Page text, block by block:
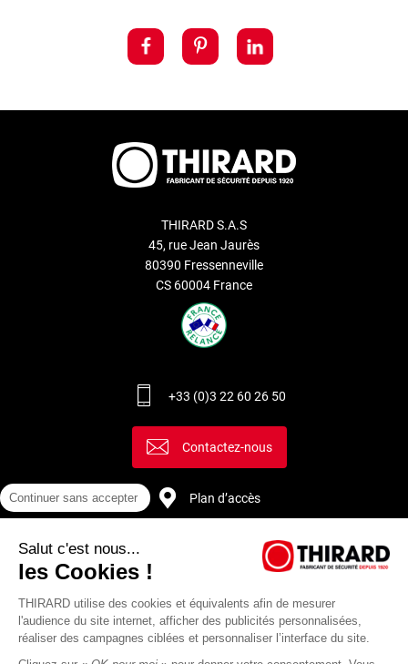
THIRARD S.A.S
45, rue Jean Jaurès
80390 Fressenneville
CS 60004 France
+33 (0)3 22 60 26 50
Contactez-nous
Plan d’accès
Continuer sans accepter
Salut c'est nous...
les Cookies !
THIRARD utilise des cookies et équivalents afin de mesurer
l'audience du site internet, afficher des publicités personnalisées,
réaliser des campagnes ciblées et personnaliser l’interface du site.